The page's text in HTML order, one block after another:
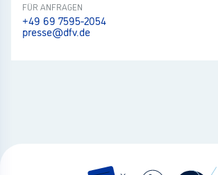
FÜR ANFRAGEN
+49 69 7595-2054
presse@dfv.de